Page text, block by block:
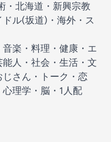
・北海道・新興宗教
ル(坂道)・海外・ス
楽・料理・健康・エ
人・社会・生活・文
さん・トーク・恋
理学・脳・1人配